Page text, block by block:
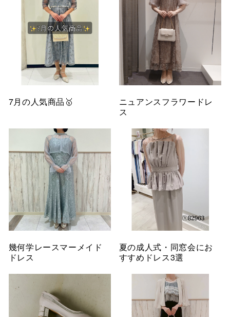
7月の人気商品🥇
ニュアンスフラワードレ
ス
幾何学レースマーメイド
ドレス
夏の成人式・同窓会にお
すすめドレス3選